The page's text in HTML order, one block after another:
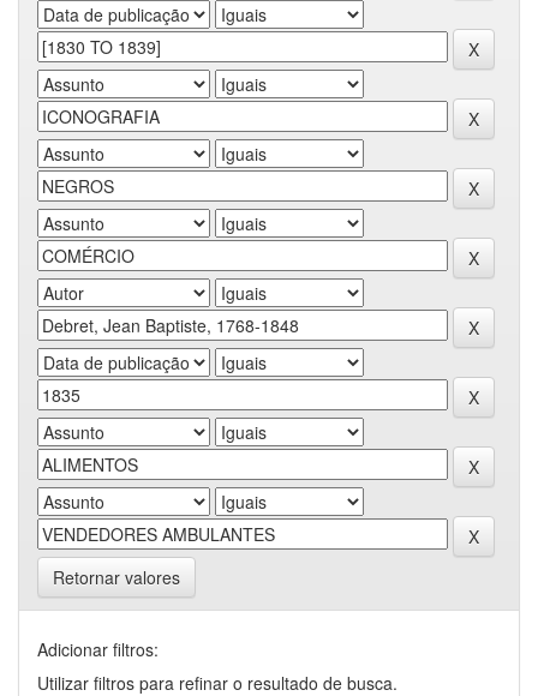
Retornar valores
Adicionar filtros:
Utilizar filtros para refinar o resultado de busca.